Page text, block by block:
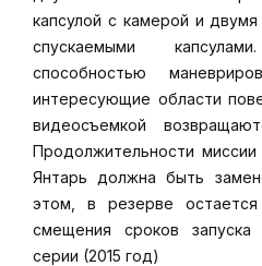
капсулой с камерой и
спускаемыми
способностью
интересующие области
видеосъемкой
Продолжительности
Янтарь должна быть
этом, в резерве
смещения сроков
серии (2015 год)